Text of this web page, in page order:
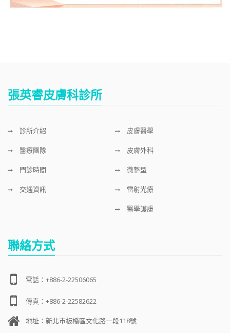
張英睿皮膚科診所
診所介紹 皮膚醫學
醫療團隊 皮膚外科
門診時間 微整型
交通資訊 雷射光療
醫學護膚
聯絡方式
電話：+886-2-22506065
傳真：+886-2-22582622
地址：新北市板橋區文化路一段118號